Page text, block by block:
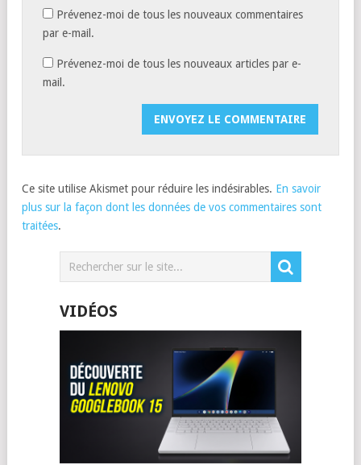
Prévenez-moi de tous les nouveaux commentaires
par e-mail.
Prévenez-moi de tous les nouveaux articles par e-
mail.
Ce site utilise Akismet pour réduire les indésirables. En savoir
plus sur la façon dont les données de vos commentaires sont
traitées.
VIDÉOS